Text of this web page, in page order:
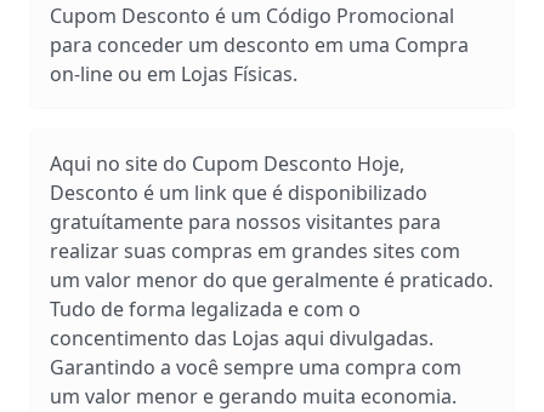
Cupom Desconto é um Código Promocional
para conceder um desconto em uma Compra
on-line ou em Lojas Físicas.
Aqui no site do Cupom Desconto Hoje,
Desconto é um link que é disponibilizado
gratuítamente para nossos visitantes para
realizar suas compras em grandes sites com
um valor menor do que geralmente é praticado.
Tudo de forma legalizada e com o
concentimento das Lojas aqui divulgadas.
Garantindo a você sempre uma compra com
um valor menor e gerando muita economia.